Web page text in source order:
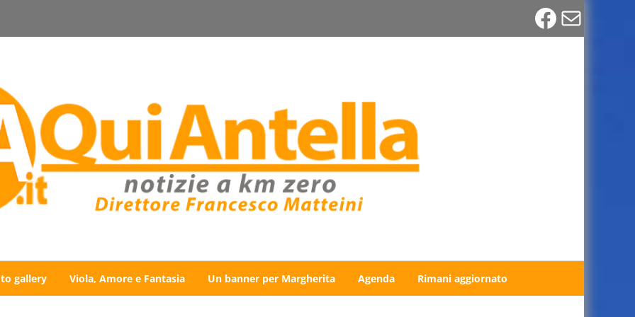
Email
gallery Viola, Amore e Fantasia Un banner per Margherita Agenda Rimani aggiornato